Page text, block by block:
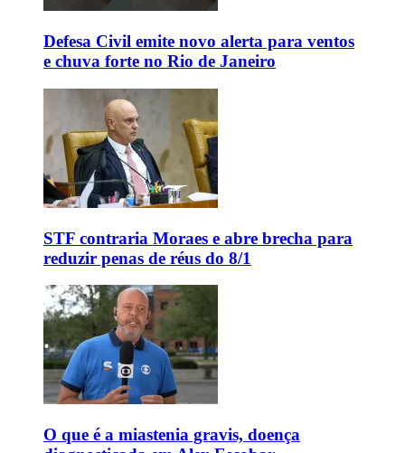
Defesa Civil emite novo alerta para ventos
e chuva forte no Rio de Janeiro
STF contraria Moraes e abre brecha para
reduzir penas de réus do 8/1
O que é a miastenia gravis, doença